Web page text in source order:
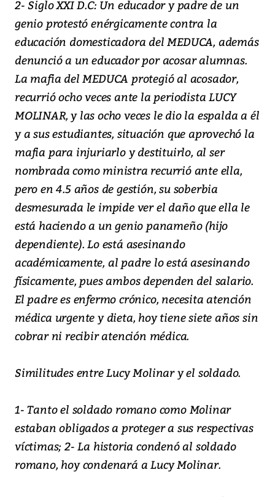
2- Siglo XXI D.C: Un educador y padre de un
genio protestó enérgicamente contra la
educación domesticadora del MEDUCA, además
denunció a un educador por acosar alumnas.
La mafia del MEDUCA protegió al acosador,
recurrió ocho veces ante la periodista LUCY
MOLINAR, y las ocho veces le dio la espalda a él
y a sus estudiantes, situación que aprovechó la
mafia para injuriarlo y destituirlo, al ser
nombrada como ministra recurrió ante ella,
pero en 4.5 años de gestión, su soberbia
desmesurada le impide ver el daño que ella le
está haciendo a un genio panameño (hijo
dependiente). Lo está asesinando
académicamente, al padre lo está asesinando
físicamente, pues ambos dependen del salario.
El padre es enfermo crónico, necesita atención
médica urgente y dieta, hoy tiene siete años sin
cobrar ni recibir atención médica.
Similitudes entre Lucy Molinar y el soldado.
1- Tanto el soldado romano como Molinar
estaban obligados a proteger a sus respectivas
víctimas; 2- La historia condenó al soldado
romano, hoy condenará a Lucy Molinar.